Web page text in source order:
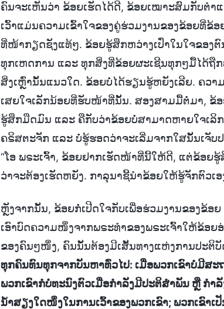
ຄົນຈະເຫັນວ່າ ຂ້ອຍເຮັດໄດ້ດີ, ຂ້ອຍເໝາະສົມກັບຕຳ
ເວົ້າແມ່ນຄວາມເຂົ້າໃຈຂອງຄູ່ຮ່ວມງານຂອງຂ້ອຍທີ່ຂ້
ທີ່ໜ້າກຽດຊັງແທ້ໆ. ຂ້ອຍຮູ້ສຶກຫວ່າງເປົ່າໃນໃຈຂອງ
ທຸກເຫດການ ແລະ ທຸກສິ່ງທີ່ຂ້ອຍຜະເຊີນທຸກໆມື້ໄດ້ຖື
ສິ່ງເຫຼົ່ານັ້ນແນວໃດ. ຂ້ອຍບໍ່ໄດ້ຮຽນຮູ້ຫຍັງເລີຍ. ຄວ
ເສຍໃຈເລັກນ້ອຍທີ່ຮັບໜ້າທີ່ນັ້ນ. ສອງສາມມື້ຕໍ່ມາ,
ຮູ້ສຶກມືດມົນ ແລະ ຄືກັບວ່າຂ້ອຍບໍ່ສາມາດຫາຍໃຈເລິ
ຄຣິສຕະຈັກ ແລະ ບໍ່ຮູ້ຮອດວ່າຈະເລີ່ມຈາກໃສນັ້ນເຈັ
“ໂອ ພຣະເຈົ້າ, ຂ້ອຍຢາກເຮັດໜ້າທີ່ນີ້ໃຫ້ດີ, ແຕ່ຂ້ອ
ວ່າຈະຕ້ອງເຮັດຫຍັງ. ກາລຸນາຊີ້ນຳຂ້ອຍໃຫ້ຮູ້ຈັກຕົວເ
ຫຼັງຈາກນັ້ນ, ຂ້ອຍກໍ່ເປີດໃຈກັບເພື່ອຮ່ວມງານຂອງຂ້ອ
ເອົາບົດຄວາມໜຶ່ງຈາກພຣະທຳຂອງພຣະເຈົ້າໃຫ້ຂ້ອຍ
ຂອງຄົນໆໜຶ່ງ, ຄົນນັ້ນຕ້ອງມີເສັ້ນທາງແຫ່ງການປະຕິບັ
ທຸກຄົນທົນທຸກຈາກບັນຫາທົ່ວໄປ: ເມື່ອພວກເຂົາບໍ່ມີສະ
ພວກເຂົາກໍບໍ່ທະນົງຕົວເມື່ອກຳລັງມີປະຕິສຳພັນ ຫຼື ກ
ນໍ້າສຽງໃດໜຶ່ງໃນການເວົ້າຂອງພວກເຂົາ; ພວກເຂົາ